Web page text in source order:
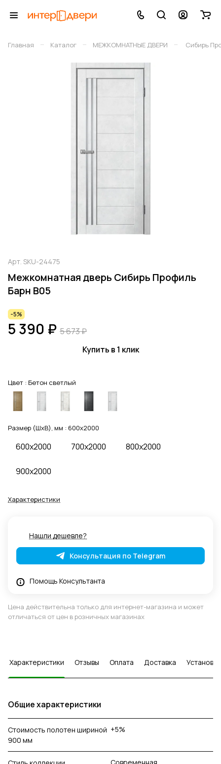
Главная – Каталог – МЕЖКОМНАТНЫЕ ДВЕРИ – Сибирь
Арт. SKU-24475
Межкомнатная дверь Сибирь Профиль
Барн В05
-5%
5 390 ₽ 5 673 ₽
Купить в 1 клик
Цвет : Бетон светлый
Размер (ШхВ), мм : 600x2000
600x2000 700x2000 800x2000
900x2000
Характеристики
Нашли дешевле?
Консультация по Telegram
Помощь Консультанта
Цена действительна только для интернет-магазина и может
отличаться от цен в розничных магазинах
Характеристики Отзывы Оплата Доставка Установка
Общие характеристики
Стоимость полотен шириной
900 мм
+5%